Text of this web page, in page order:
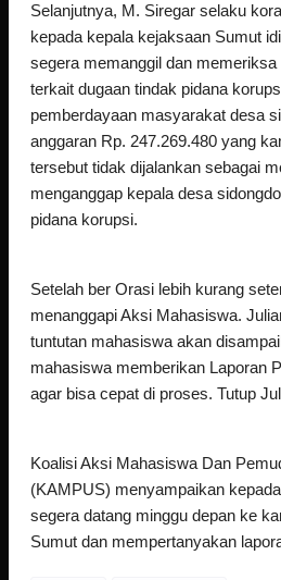
Selanjutnya, M. Siregar selaku
kepada kepala kejaksaan Sumut
segera memanggil dan
terkait dugaan tindak pidana
pemberdayaan masyarakat desa
anggaran Rp. 247.269.480 yang
tersebut tidak dijalankan sebagai
menganggap kepala desa
pidana korupsi.
Setelah ber Orasi lebih kurang
menanggapi Aksi Mahasiswa.
tuntutan mahasiswa akan
mahasiswa memberikan Laporan
agar bisa cepat di proses. Tutup
Koalisi Aksi Mahasiswa Dan
(KAMPUS) menyampaikan
segera datang minggu depan ke
Sumut dan mempertanyakan